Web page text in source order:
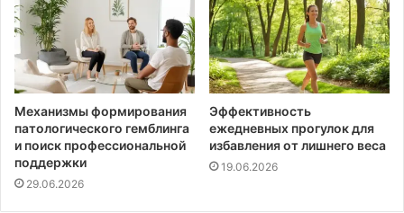
Механизмы формирования
патологического гемблинга
и поиск профессиональной
поддержки
29.06.2026
Эффективность
ежедневных прогулок для
избавления от лишнего веса
19.06.2026